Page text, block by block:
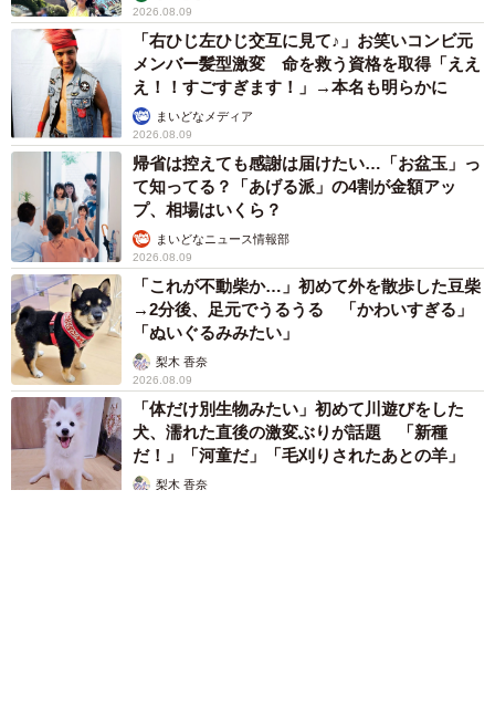
2026.08.09
「右ひじ左ひじ交互に見て♪」お笑いコンビ元
メンバー髪型激変 命を救う資格を取得「ええ
え！！すごすぎます！」→本名も明らかに
まいどなメディア
2026.08.09
帰省は控えても感謝は届けたい…「お盆玉」っ
て知ってる？「あげる派」の4割が金額アッ
プ、相場はいくら？
まいどなニュース情報部
2026.08.09
「これが不動柴か…」初めて外を散歩した豆柴
→2分後、足元でうるうる 「かわいすぎる」
「ぬいぐるみみたい」
梨木 香奈
2026.08.09
「体だけ別生物みたい」初めて川遊びをした
犬、濡れた直後の激変ぶりが話題 「新種
だ！」「河童だ」「毛刈りされたあとの羊」
梨木 香奈